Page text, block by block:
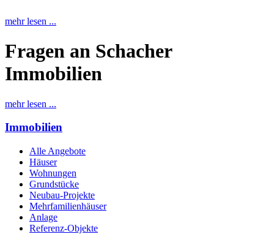
mehr lesen ...
Fragen an Schacher
Immobilien
mehr lesen ...
Immobilien
Alle Angebote
Häuser
Wohnungen
Grundstücke
Neubau-Projekte
Mehrfamilienhäuser
Anlage
Referenz-Objekte